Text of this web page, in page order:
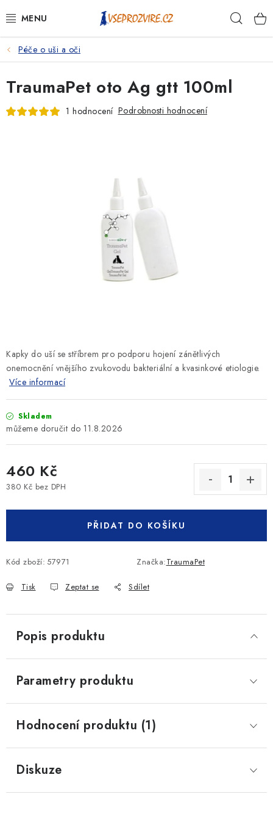
na
PSI
KOČKY
KONĚ
KRÁLÍCI/HLODAVCI/PTÁCI
Podmínky ochrany osobních údajů
Péče o uši a oči
Kapky do uší se stříbrem pro podporu hojení zánětlivých
onemocnění vnějšího zvukovodu bakteriální a kvasinkové etiologie.
Více informací
Skladem
11.8.2026
460 Kč
380 Kč bez DPH
PŘIDAT DO KOŠÍKU
Kód zboží: 57971 Značka:TraumaPet
Tisk Zeptat se Sdílet
TraumaPet oto Ag gtt 100ml
1 hodnocení Podrobnosti hodnocení
Popis produktu
Parametry produktu
Hodnocení produktu (1)
Diskuze